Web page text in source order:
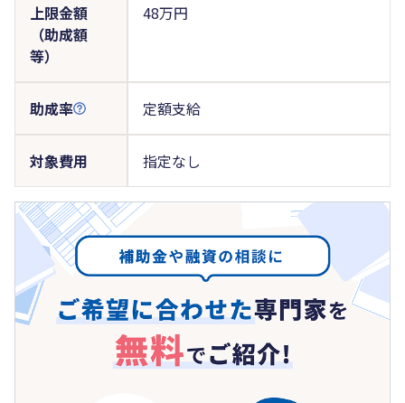
上限金額
（助成額
等）
48万円
助成率 定額支給
対象費用 指定なし